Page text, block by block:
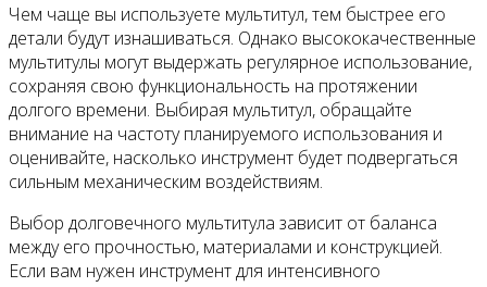
Чем чаще вы используете мультитул, тем быстрее его
детали будут изнашиваться. Однако высококачественные
мультитулы могут выдержать регулярное использование,
сохраняя свою функциональность на протяжении
долгого времени. Выбирая мультитул, обращайте
внимание на частоту планируемого использования и
оценивайте, насколько инструмент будет подвергаться
сильным механическим воздействиям.
Выбор долговечного мультитула зависит от баланса
между его прочностью, материалами и конструкцией.
Если вам нужен инструмент для интенсивного